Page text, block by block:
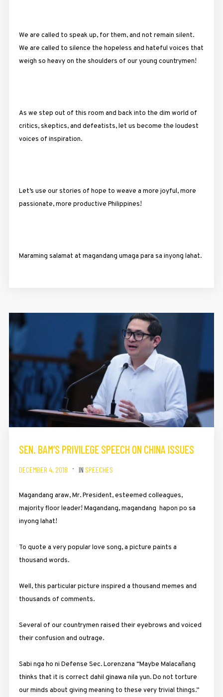
We are called to speak up, for them, and not remain silent.
We are called to silence the hopeless and hateful voices that
weigh so heavy on the shoulders of our young countrymen!
As we step out of this room and back into the dim world of
critics, skeptics, and defeatists, let us become the loudest
voices of inspiration.
Let’s use our stories of hope to weave a more joyful, more
passionate, more productive Philippines!
Maraming salamat at magandang umaga para sa inyong lahat.
SEN. BAM’S PRIVILEGE SPEECH ON CHINA ISSUES
DECEMBER 4, 2018 IN SPEECHES
Magandang araw, Mr. President, esteemed colleagues,
majority floor leader! Magandang, magandang hapon po sa
inyong lahat!
To quote a very popular love song, a picture paints a
thousand words.
Well, this particular picture inspired a thousand memes and
thousands of comments.
Several of our countrymen raised their eyebrows and voiced
their confusion and outrage.
Sabi nga ho ni Defense Sec. Lorenzana “Maybe Malacañang
thinks that it is correct dahil ginawa nila yun. Do not torture
our minds about giving meaning to these very trivial things.”